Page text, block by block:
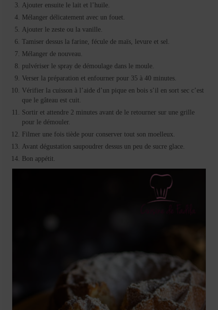
Ajouter ensuite le lait et l’huile.
Mélanger délicatement avec un fouet.
Ajouter le zeste ou la vanille.
Tamiser dessus la farine, fécule de maïs, levure et sel.
Mélanger de nouveau.
pulvériser le spray de démoulage dans le moule.
Verser la préparation et enfourner pour 35 à 40 minutes.
Vérifier la cuisson à l’aide d’un pique en bois s’il en sort sec c’est
que le gâteau est cuit.
Sortir et attendre 2 minutes avant de le retourner sur une grille
pour le démouler.
Filmer une fois tiède pour conserver tout son moelleux.
Avant dégustation saupoudrer dessus un peu de sucre glace.
Bon appétit.